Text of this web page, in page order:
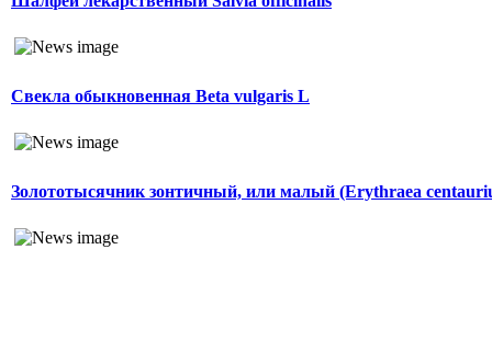
Свекла обыкновенная Beta vulgaris L
Золототысячник зонтичный, или малый (Erythraea